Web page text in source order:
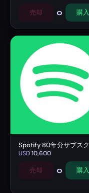
売却 0 購入
Spotify 80年分サブスク
USD10,600
売却 0 購入